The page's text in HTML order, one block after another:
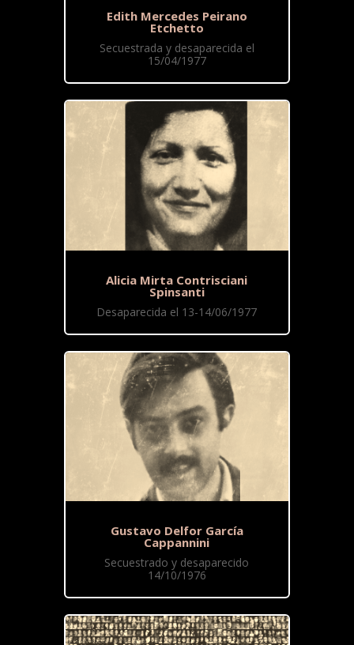
Edith Mercedes Peirano
Etchetto
Secuestrada y desaparecida el
15/04/1977
Alicia Mirta Contrisciani
Spinsanti
Desaparecida el 13-14/06/1977
Gustavo Delfor García
Cappannini
Secuestrado y desaparecido
14/10/1976